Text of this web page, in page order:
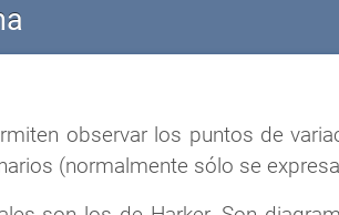
observar los puntos de
(normalmente sólo se